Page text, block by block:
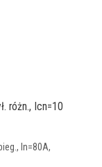
różn., Icn=10
In=80A,